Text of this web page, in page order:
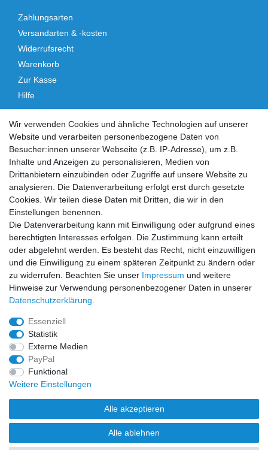
Zahlungsarten
Versandarten & -kosten
Widerrufsrecht
Warenkorb
Zur Kasse
Hilfe
Vertrag widerrufen
Social Media
Facebook Instagram
Sicher einkaufen
Zahlung und Versand
Wir verwenden Cookies und ähnliche Technologien auf unserer
Website und verarbeiten personenbezogene Daten von
Besucher:innen unserer Webseite (z.B. IP-Adresse), um z.B.
Inhalte und Anzeigen zu personalisieren, Medien von
Drittanbietern einzubinden oder Zugriffe auf unsere Website zu
analysieren. Die Datenverarbeitung erfolgt erst durch gesetzte
Cookies. Wir teilen diese Daten mit Dritten, die wir in den
Einstellungen benennen.
Die Datenverarbeitung kann mit Einwilligung oder aufgrund eines
berechtigten Interesses erfolgen. Die Zustimmung kann erteilt
oder abgelehnt werden. Es besteht das Recht, nicht einzuwilligen
und die Einwilligung zu einem späteren Zeitpunkt zu ändern oder
zu widerrufen. Beachten Sie unser Impressum und weitere
Hinweise zur Verwendung personenbezogener Daten in unserer
Daten­schutz­erklärung
Essenziell
Statistik
Externe Medien
PayPal
Funktional
Weitere Einstellungen
Alle akzeptieren
Alle ablehnen